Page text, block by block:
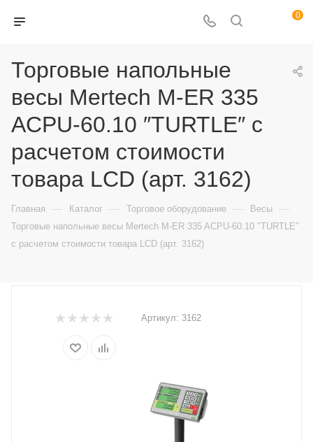
0
Торговые напольные
весы Mertech M-ER 335
ACPU-60.10 ″TURTLE″ с
расчетом стоимости
товара LCD (арт. 3162)
Главная — Каталог — Торговое оборудование — Весы —
Торговые напольные весы Mertech M-ER 335 ACPU-60.10 ″TURTLE″
с расчетом стоимости товара LCD (арт. 3162)
Артикул: 3162